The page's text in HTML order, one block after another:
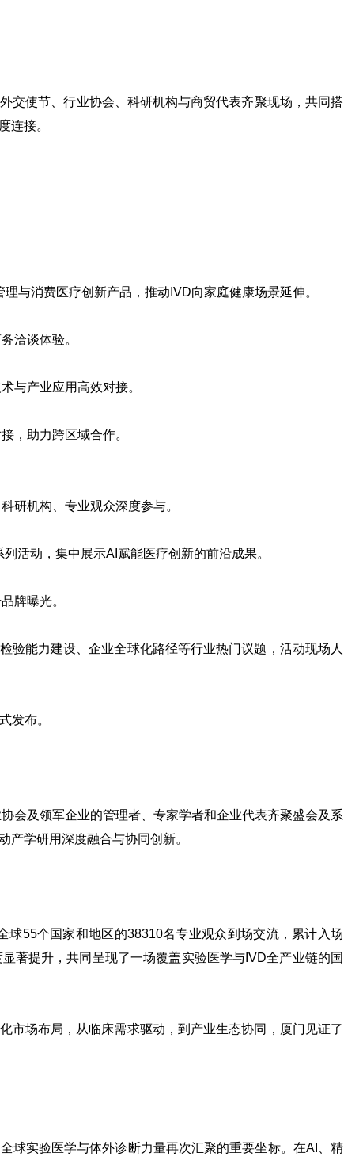
交使节、行业协会、科研机构与商贸代表齐聚现场，共同搭
连接。
与消费医疗创新产品，推动IVD向家庭健康场景延伸。
洽谈体验。
与产业应用高效对接。
，助力跨区域合作。
研机构、专业观众深度参与。
列活动，集中展示AI赋能医疗创新的前沿成果。
牌曝光。
验能力建设、企业全球化路径等行业热门议题，活动现场人
发布。
会及领军企业的管理者、专家学者和企业代表齐聚盛会及系
产学研用深度融合与协同创新。
55个国家和地区的38310名专业观众到场交流，累计入场
著提升，共同呈现了一场覆盖实验医学与IVD全产业链的国
市场布局，从临床需求驱动，到产业生态协同，厦门见证了
球实验医学与体外诊断力量再次汇聚的重要坐标。在AI、精